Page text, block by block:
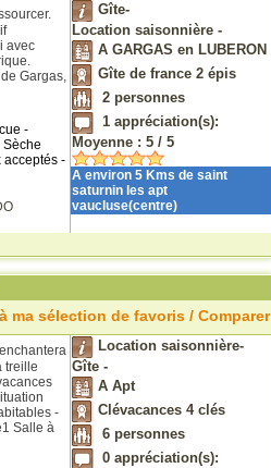
avec
Gargas,
-
acceptés -
Gîte-
Location saisonnière -
A GARGAS en LUBERON
Gîte de france 2 épis
2 personnes
1appréciation(s):
Moyenne : 5/ 5
A environ 5 Kms de saint
saturnin les apt
vaucluse(centre)
ma sélection de favoris / Comparer
treille
-
Salle à
Location saisonnière-
Gîte -
A Apt
Clévacances 4 clés
6 personnes
0appréciation(s):